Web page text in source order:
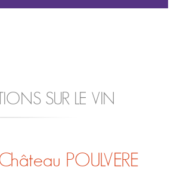
SUR LE VIN
POULVERE